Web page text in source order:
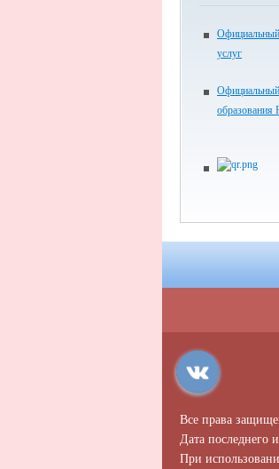
Официальный
услуг
Официальный
образования
Все права
Дата последнего
При